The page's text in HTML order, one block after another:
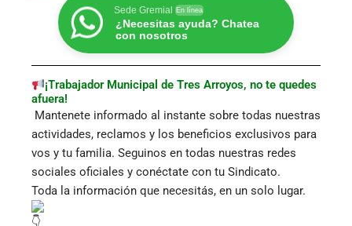
Sede Gremial En línea
¿Necesitas ayuda? Chatea
con nosotros
¡Trabajador Municipal de Tres Arroyos, no te quedes
afuera!
Mantenete informado al instante sobre todas nuestras
actividades, reclamos y los beneficios exclusivos para
vos y tu familia. Seguinos en todas nuestras redes
sociales oficiales y conéctate con tu Sindicato.
Toda la información que necesitás, en un solo lugar.